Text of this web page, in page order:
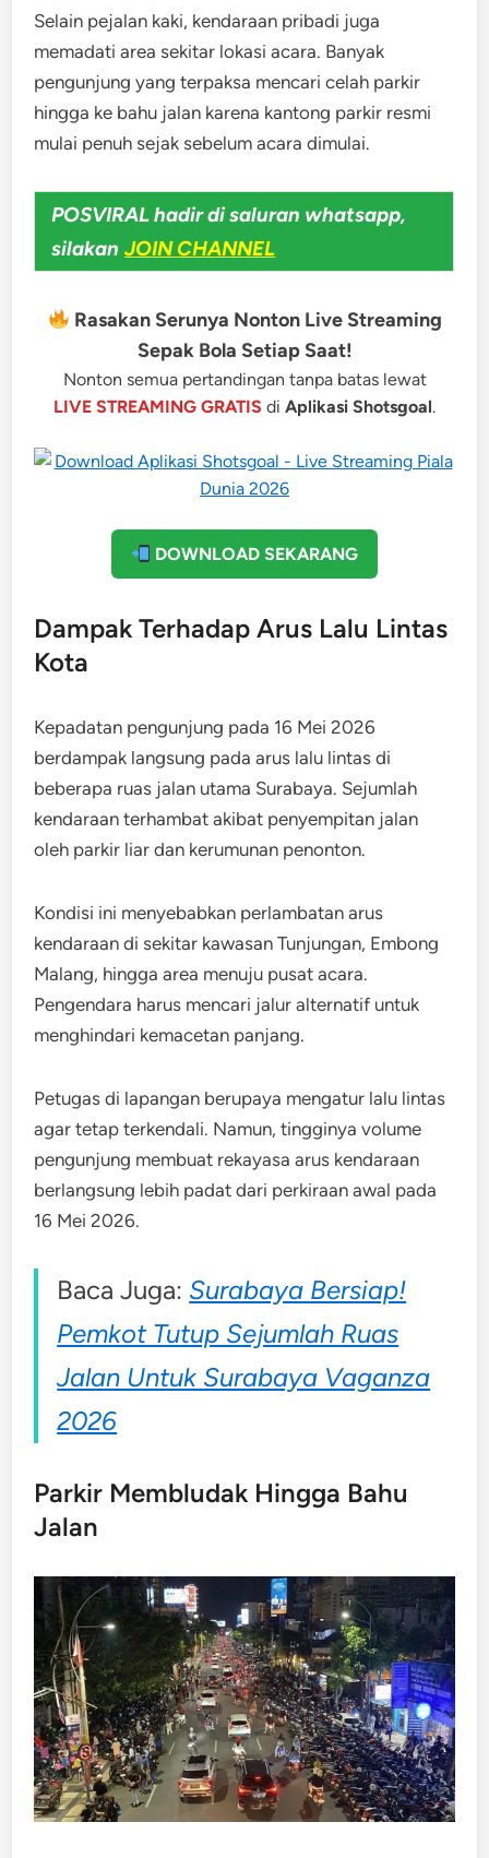
Selain pejalan kaki, kendaraan pribadi juga
memadati area sekitar lokasi acara. Banyak
pengunjung yang terpaksa mencari celah parkir
hingga ke bahu jalan karena kantong parkir resmi
mulai penuh sejak sebelum acara dimulai.
POSVIRAL hadir di saluran whatsapp,
silakan JOIN CHANNEL
Rasakan Serunya Nonton Live Streaming
Sepak Bola Setiap Saat!
Nonton semua pertandingan tanpa batas lewat
LIVE STREAMING GRATIS di Aplikasi Shotsgoal.
DOWNLOAD SEKARANG
Dampak Terhadap Arus Lalu Lintas
Kota
Kepadatan pengunjung pada 16 Mei 2026
berdampak langsung pada arus lalu lintas di
beberapa ruas jalan utama Surabaya. Sejumlah
kendaraan terhambat akibat penyempitan jalan
oleh parkir liar dan kerumunan penonton.
Kondisi ini menyebabkan perlambatan arus
kendaraan di sekitar kawasan Tunjungan, Embong
Malang, hingga area menuju pusat acara.
Pengendara harus mencari jalur alternatif untuk
menghindari kemacetan panjang.
Petugas di lapangan berupaya mengatur lalu lintas
agar tetap terkendali. Namun, tingginya volume
pengunjung membuat rekayasa arus kendaraan
berlangsung lebih padat dari perkiraan awal pada
16 Mei 2026.
Baca Juga: Surabaya Bersiap!
Pemkot Tutup Sejumlah Ruas
Jalan Untuk Surabaya Vaganza
2026
Parkir Membludak Hingga Bahu
Jalan